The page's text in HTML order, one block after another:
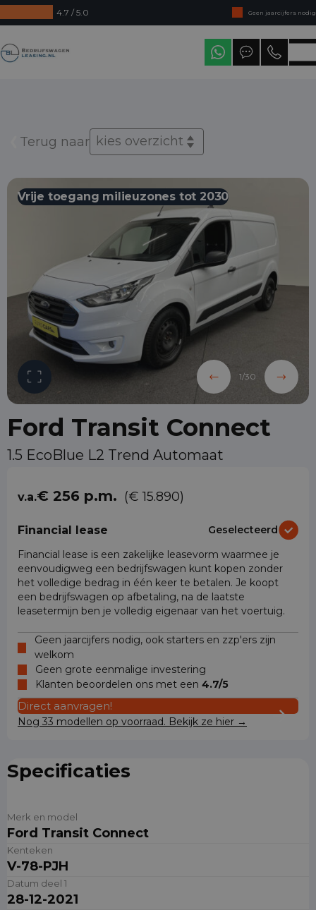
4.7 / 5.0
Geen jaarcijfers nodig
Direct uit voorraad leverbaar
Levering in heel Nederland
Terug naar kies overzicht
Vrije toegang milieuzones tot 2030
1/30
Ford Transit Connect
1.5 EcoBlue L2 Trend Automaat
v.a.€ 256 p.m. (€ 15.890)
Financial lease
Geselecteerd
Financial lease is een zakelijke leasevorm waarmee je
eenvoudigweg een bedrijfswagen kunt kopen zonder
het volledige bedrag in één keer te betalen. Je koopt
een bedrijfswagen op afbetaling, na de laatste
leasetermijn ben je volledig eigenaar van het voertuig.
Geen jaarcijfers nodig, ook starters en zzp'ers zijn
welkom
Geen grote eenmalige investering
Klanten beoordelen ons met een 4.7/5
Direct aanvragen!
Nog 33 modellen op voorraad. Bekijk ze hier →
Specificaties
Merk en model
Ford Transit Connect
Kenteken
V-78-PJH
Datum deel 1
28-12-2021